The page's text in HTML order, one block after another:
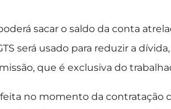
sacar o saldo da conta
será usado para reduzir a
que é exclusiva do
no momento da contratação